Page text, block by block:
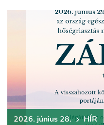
2026. június 28. HÍR